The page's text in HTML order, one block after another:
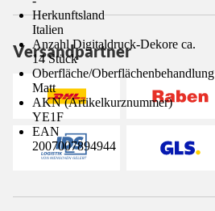
Herkunftsland
Italien
Anzahl Digitaldruck-Dekore ca.
14 Stück
Oberfläche/Oberflächenbehandlung
Matt
AKN (Artikelkurznummer)
YE1F
EAN
2007007894944
Versandpartner